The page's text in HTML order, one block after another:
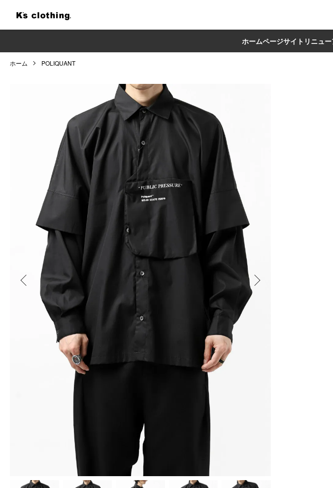
ホームページサイトリニュー
ホーム POLIQUANT